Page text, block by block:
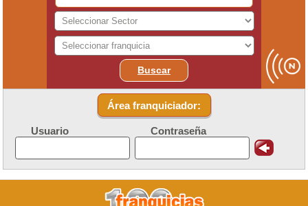
Buscar
Área franquiciador:
Usuario Contraseña